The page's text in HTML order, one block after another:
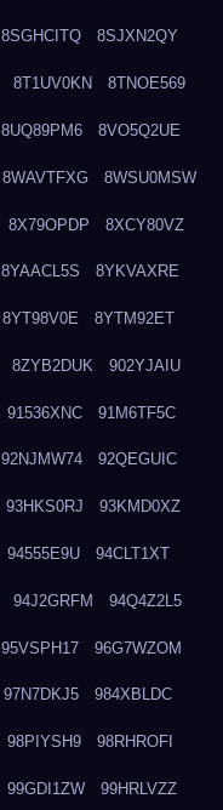
8SGHCITQ 8SJXN2QY
8T1UV0KN 8TNOE569
8UQ89PM6 8VO5Q2UE
8WAVTFXG 8WSU0MSW
8X79OPDP 8XCY80VZ
8YAACL5S 8YKVAXRE
8YT98V0E 8YTM92ET
8ZYB2DUK 902YJAIU
91536XNC 91M6TF5C
92NJMW74 92QEGUIC
93HKS0RJ 93KMD0XZ
94555E9U 94CLT1XT
94J2GRFM 94Q4Z2L5
95VSPH17 96G7WZOM
97N7DKJ5 984XBLDC
98PIYSH9 98RHROFI
99GDI1ZW 99HRLVZZ